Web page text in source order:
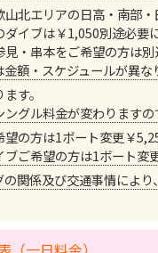
北エリアの日高・南部・
イブは￥1,050別途必要に
・串本をご希望の方は
額・スケジュールが異
す。
グル料金が変わりますの
望の方は1ボート変更￥
ご希望の方は1ボート変
の関係及び交通事情によ